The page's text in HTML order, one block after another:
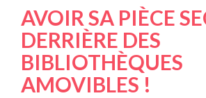
AVOIR SA PIÈCE
DERRIÈRE DES
BIBLIOTHÈQUES
AMOVIBLES !